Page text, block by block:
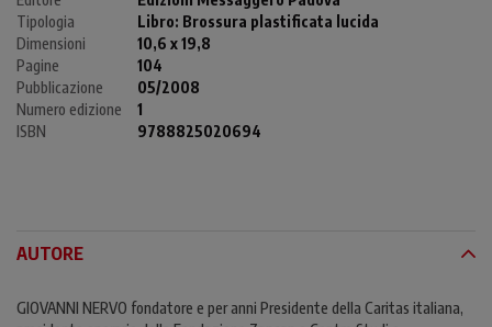
Tipologia
Libro: Brossura plastificata lucida
Dimensioni
10,6 x 19,8
Pagine
104
Pubblicazione
05/2008
Numero edizione
1
ISBN
9788825020694
AUTORE
GIOVANNI NERVO fondatore e per anni Presidente della Caritas italiana,